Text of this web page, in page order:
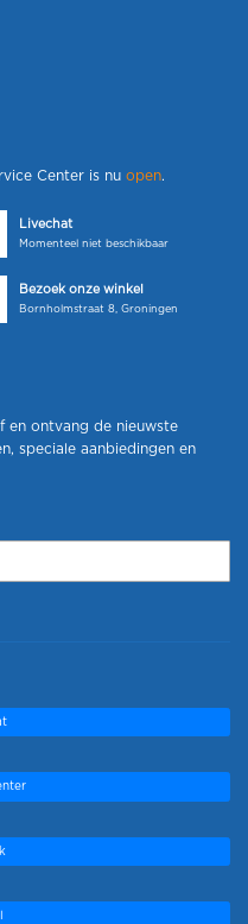
Center is nu open.
Livechat
Momenteel niet beschikbaar
Bezoek onze winkel
Bornholmstraat 8, Groningen
en ontvang de nieuwste
speciale aanbiedingen en